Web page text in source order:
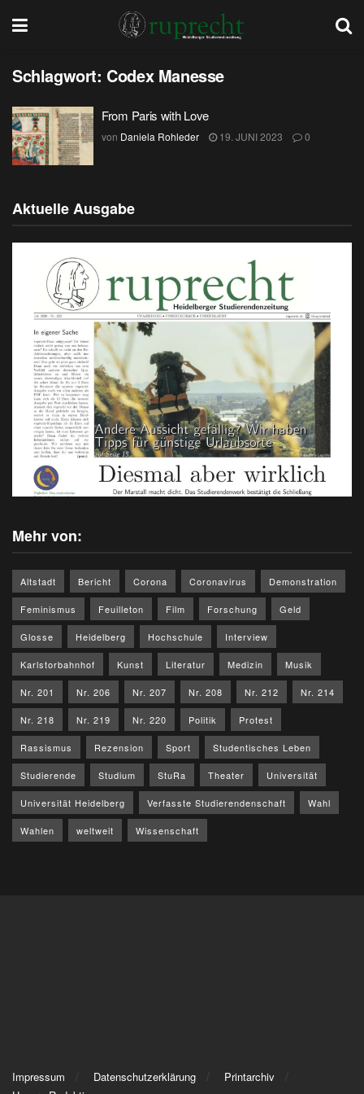
Schlagwort: Codex Manesse
From Paris with Love
von Daniela Rohleder 19. JUNI 2023 0
Aktuelle Ausgabe
Mehr von:
Altstadt Bericht Corona Coronavirus Demonstration
Feminismus Feuilleton Film Forschung Geld
Glosse Heidelberg Hochschule Interview
Karlstorbahnhof Kunst Literatur Medizin Musik
Nr. 201 Nr. 206 Nr. 207 Nr. 208 Nr. 212 Nr. 214
Nr. 218 Nr. 219 Nr. 220 Politik Protest
Rassismus Rezension Sport Studentisches Leben
Studierende Studium StuRa Theater Universität
Universität Heidelberg Verfasste Studierendenschaft Wahl
Wahlen weltweit Wissenschaft
Impressum Datenschutzerklärung
Printarchiv